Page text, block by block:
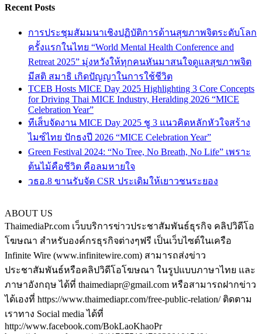
Recent Posts
การประชุมสัมมนาเชิงปฏิบัติการด้านสุขภาพจิตระดับโลก
ครั้งแรกในไทย “World Mental Health Conference and
Retreat 2025” มุ่งหวังให้ทุกคนหันมาสนใจดูแลสุขภาพจิต
มีสติ สมาธิ เกิดปัญญาในการใช้ชีวิต
TCEB Hosts MICE Day 2025 Highlighting 3 Core Concepts
for Driving Thai MICE Industry, Heralding 2026 “MICE
Celebration Year”
ทีเส็บจัดงาน MICE Day 2025 ชู 3 แนวคิดหลักหัวใจสร้าง
ไมซ์ไทย ปักธงปี 2026 “MICE Celebration Year”
Green Festival 2024: “No Tree, No Breath, No Life” เพราะ
ต้นไม้คือชีวิต คือลมหายใจ
วธอ.8 ขานรับจัด CSR ประเดิมให้เยาวชนระยอง
ABOUT US
ThaimediaPr.com เว็บบริการข่าวประชาสัมพันธ์ธุรกิจ คลิปวิดีโอ
โฆษณา สำหรับองค์กรธุรกิจต่างๆฟรี เป็นเว็บไซต์ในเครือ
Infinite Wire (www.infinitewire.com) สามารถส่งข่าว
ประชาสัมพันธ์หรือคลิปวิดีโอโฆษณา ในรูปแบบภาษาไทย และ
ภาษาอังกฤษ ได้ที่ thaimediapr@gmail.com หรือสามารถฝากข่าว
ได้เองที่ https://www.thaimediapr.com/free-public-relation/ ติดตาม
เราทาง Social media ได้ที่
http://www.facebook.com/BokLaoKhaoPr